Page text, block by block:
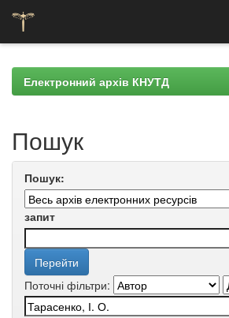
navigationЕлектронний архів КНУТД
Пошук
Пошук:
запит
Поточні фільтри: